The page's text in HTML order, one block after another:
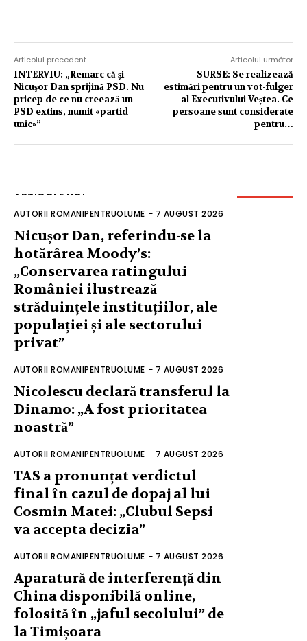
Articolul precedent
INTERVIU: „Remarc că şi
Nicuşor Dan sprijină PSD. Nu
pricep de ce nu creează un
PSD extins, numit «partid
unic»”
Articolul următor
SURSE: Se realizează
estimări pentru un vot-fulger
al Executivului Veștea. Ce
persoane sunt considerate
pentru…
ARTICOLE NOI
AUTORII ROMANIPENTRUOLUME - 7 AUGUST 2026
Nicușor Dan, referindu-se la
hotărârea Moody’s:
„Conservarea ratingului
României ilustrează
străduințele instituțiilor, ale
populației și ale sectorului
privat”
AUTORII ROMANIPENTRUOLUME - 7 AUGUST 2026
Nicolescu declară transferul la
Dinamo: „A fost prioritatea
noastră”
AUTORII ROMANIPENTRUOLUME - 7 AUGUST 2026
TAS a pronunțat verdictul
final în cazul de dopaj al lui
Cosmin Matei: „Clubul Sepsi
va accepta decizia”
AUTORII ROMANIPENTRUOLUME - 7 AUGUST 2026
Aparatură de interferență din
China disponibilă online,
folosită în „jaful secolului” de
la Timișoara